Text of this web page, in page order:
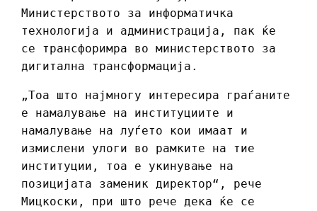
Министерството за информатичка
технологија и администрација, пак ќе
се трансфоримра во министерството за
дигитална трансформација.
„Тоа што најмногу интересира граѓаните
е намалување на институциите и
намалување на луѓето кои имаат и
измислени улоги во рамките на тие
институции, тоа е укинување на
позицијата заменик директор“, рече
Мицкоски, при што рече дека ќе се